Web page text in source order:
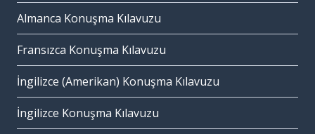
Almanca Konuşma Kılavuzu
Fransızca Konuşma Kılavuzu
İngilizce (Amerikan) Konuşma Kılavuzu
İngilizce Konuşma Kılavuzu